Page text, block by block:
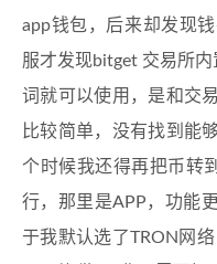
app钱包，后来却发现
服才发现bitget 交易所
词就可以使用，是和交
比较简单，没有找到能
个时候我还得再把币转
行，那里是APP，功能
于我默认选了TRON网